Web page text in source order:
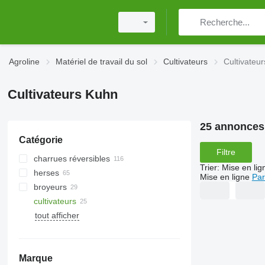
Agroline Matériel de travail du sol Cultivateurs
Cultivateurs Kuhn
Catégorie
charrues réversibles
herses
herses à disques
herses rotatives
herses à dents flexibles
broyeurs
broyeurs pour tracteur
cultivateurs
rouleaux cambridge
tout afficher
Marque
25
Filtre
Trier: Mise en
Mise en ligne